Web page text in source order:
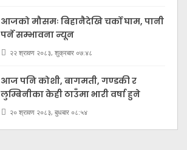
आजको मौसमः बिहानैदेखि चर्को घाम, पानी
पर्ने सम्भावना न्यून
२२ श्रावण २०८३, शुक्रबार ०७:४८
आज पनि कोशी, बागमती, गण्डकी र
लुम्बिनीका केही ठाउँमा भारी वर्षा हुने
२० श्रावण २०८३, बुधबार ०८:५४